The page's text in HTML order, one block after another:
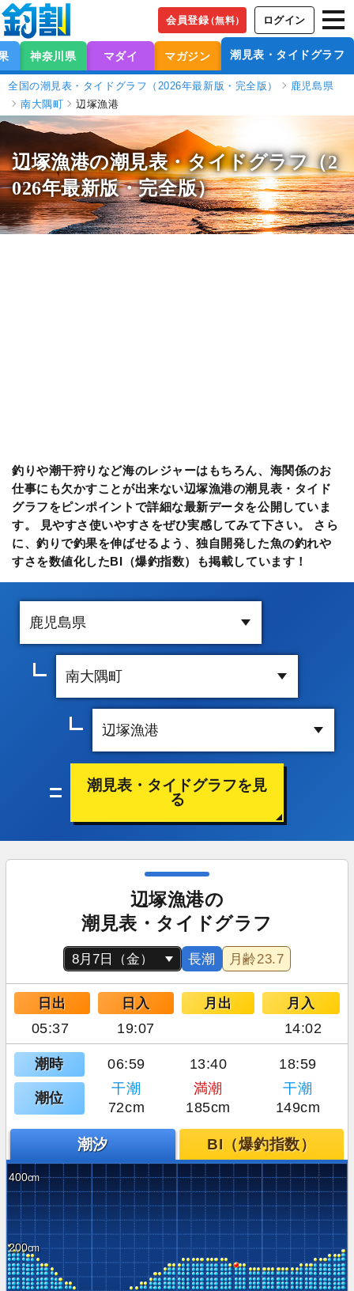
会員登録（無料） ログイン
神奈川県 マダイ マガジン 潮見表・タイドグラフ
全国の潮見表・タイドグラフ（2026年最新版・完全版）
鹿児島県
南大隅町
辺塚漁港
辺塚漁港の潮見表・タイドグラフ（2
026年最新版・完全版）
釣りや潮干狩りなど海のレジャーはもちろん、海関係のお
仕事にも欠かすことが出来ない辺塚漁港の潮見表・タイド
グラフをピンポイントで詳細な最新データを公開していま
す。 見やすさ使いやすさをぜひ実感してみて下さい。 さら
に、釣りで釣果を伸ばせるよう、独自開発した魚の釣れや
すさを数値化したBI（爆釣指数）も掲載しています！
潮見表・タイドグラフを見
る
辺塚漁港の
潮見表・タイドグラフ
長潮 月齢23.7
日出 日入 月出 月入
05:37 19:07 14:02
潮時 06:59 13:40 18:59
潮位
干潮 満潮
干潮
72cm
185cm 149cm
潮汐 BI（爆釣指数）
400
200